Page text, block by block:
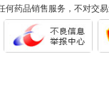
何药品销售服务，不对交